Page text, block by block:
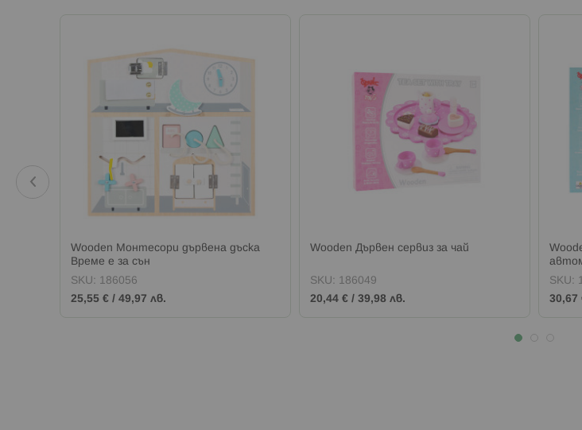
Wooden Монтесори дървена дъска
Време е за сън
SKU: 186056
25,55 € / 49,97 лв.
Wooden Дървен сервиз за чай
SKU: 186049
20,44 € / 39,98 лв.
SKU:
30,67